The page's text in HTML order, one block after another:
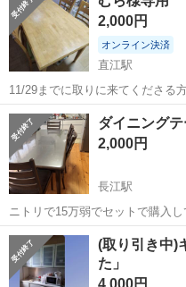
2,000円
オンライン決済
直江駅
11/29までに取りに来てくださる
質な方はご遠慮ください。 お値下げ◎ 取引について、11/27終日、
11/29午後対応可能です。
島根 出雲市 直江駅
ダイニング
2,000円
長江駅
ニトリで15万弱でセットで購入
してつかっていました。 チェアも六脚
大型家具のため引き取りに来て
で搬出、...
島根 松江市 長江駅
(取り引き中)
た」
4,000円